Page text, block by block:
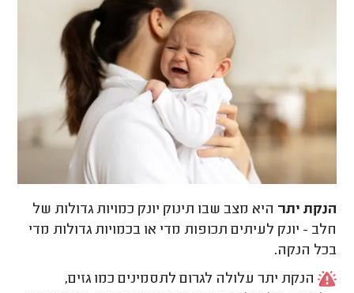
הנקת יתר היא מצב שבו תינוק יונק כמויות גדולות של
חלב - יונק לעיתים תכופות מדי או בכמויות גדולות מדי
בכל הנקה.
הנקת יתר עלולה לגרום לתסמינים כמו גזים,